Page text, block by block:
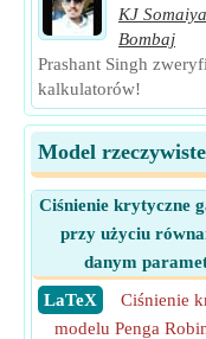
KJ
Bombaj
Prashant Singh
kalkulatorów!
Model
Ciśnienie krytyczne
przy użyciu
danym
​ LaTeX
Ciśnienie
modelu Penga